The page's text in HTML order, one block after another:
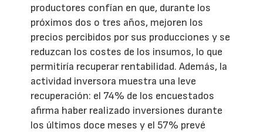
productores confían en que, durante los
próximos dos o tres años, mejoren los
precios percibidos por sus producciones y se
reduzcan los costes de los insumos, lo que
permitiría recuperar rentabilidad. Además, la
actividad inversora muestra una leve
recuperación: el 74% de los encuestados
afirma haber realizado inversiones durante
los últimos doce meses y el 57% prevé